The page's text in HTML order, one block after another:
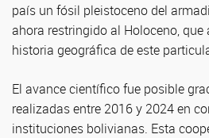
país un fósil pleistoceno del
ahora restringido al Holoceno, que
historia geográfica de este
El avance científico fue posible
realizadas entre 2016 y 2024 en
instituciones bolivianas. Esta